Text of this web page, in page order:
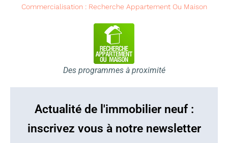
Commercialisation : Recherche Appartement Ou Maison
Des programmes à proximité
Actualité de l'immobilier neuf :
inscrivez vous à notre newsletter